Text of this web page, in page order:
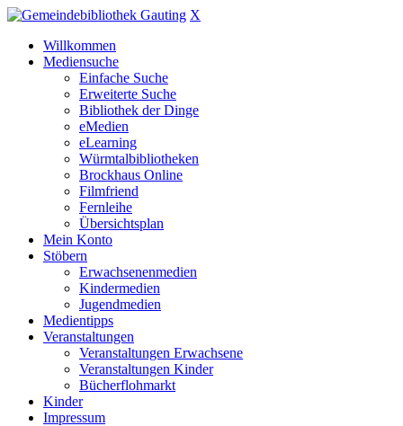
X
Willkommen
Mediensuche
Einfache Suche
Erweiterte Suche
Bibliothek der Dinge
eMedien
eLearning
Würmtalbibliotheken
Brockhaus Online
Filmfriend
Fernleihe
Übersichtsplan
Mein Konto
Stöbern
Erwachsenenmedien
Kindermedien
Jugendmedien
Medientipps
Veranstaltungen
Veranstaltungen Erwachsene
Veranstaltungen Kinder
Bücherflohmarkt
Kinder
Impressum